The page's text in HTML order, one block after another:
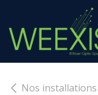
Se rendre au
Nos installations